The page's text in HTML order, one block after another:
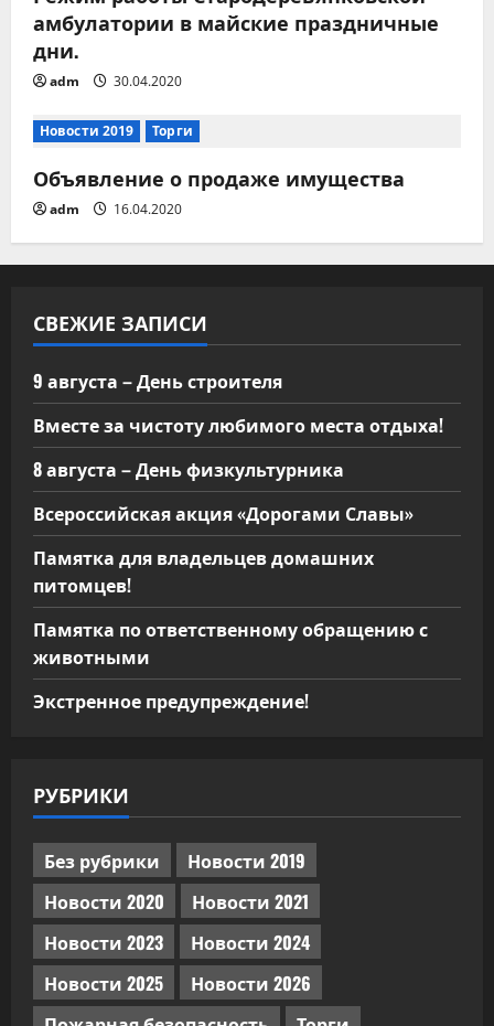
амбулатории в майские праздничные
дни.
adm 30.04.2020
Новости 2019 Торги
Объявление о продаже имущества
adm 16.04.2020
СВЕЖИЕ ЗАПИСИ
9 августа – День строителя
Вместе за чистоту любимого места отдыха!
8 августа – День физкультурника
Всероссийская акция «Дорогами Славы»
Памятка для владельцев домашних
питомцев!
Памятка по ответственному обращению с
животными
Экстренное предупреждение!
РУБРИКИ
Без рубрики
Новости 2019
Новости 2020
Новости 2021
Новости 2023
Новости 2024
Новости 2025
Новости 2026